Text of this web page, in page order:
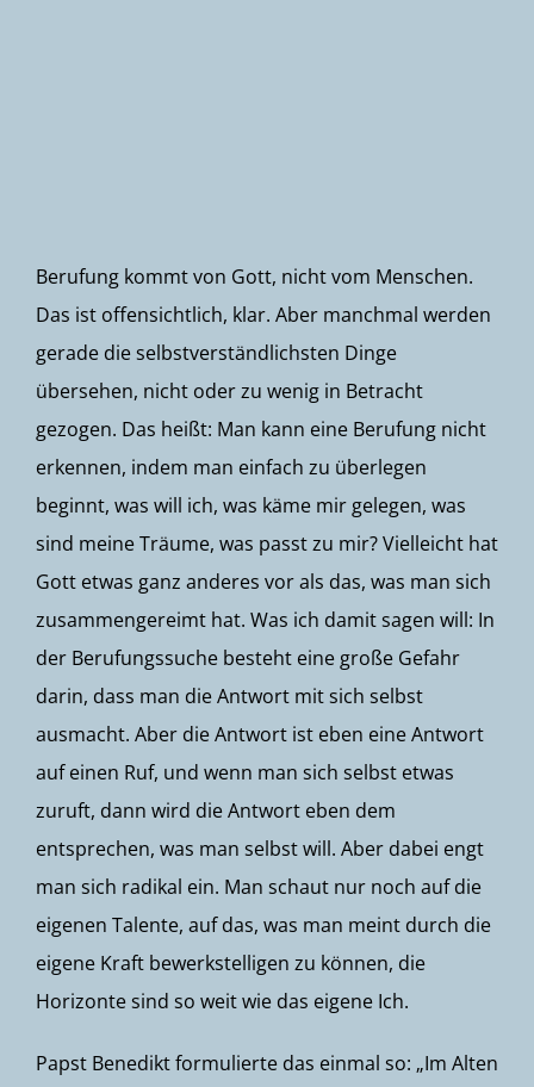
Berufung kommt von Gott, nicht vom Menschen.
Das ist offensichtlich, klar. Aber manchmal werden
gerade die selbstverständlichsten Dinge
übersehen, nicht oder zu wenig in Betracht
gezogen. Das heißt: Man kann eine Berufung nicht
erkennen, indem man einfach zu überlegen
beginnt, was will ich, was käme mir gelegen, was
sind meine Träume, was passt zu mir? Vielleicht hat
Gott etwas ganz anderes vor als das, was man sich
zusammengereimt hat. Was ich damit sagen will: In
der Berufungssuche besteht eine große Gefahr
darin, dass man die Antwort mit sich selbst
ausmacht. Aber die Antwort ist eben eine Antwort
auf einen Ruf, und wenn man sich selbst etwas
zuruft, dann wird die Antwort eben dem
entsprechen, was man selbst will. Aber dabei engt
man sich radikal ein. Man schaut nur noch auf die
eigenen Talente, auf das, was man meint durch die
eigene Kraft bewerkstelligen zu können, die
Horizonte sind so weit wie das eigene Ich.
Papst Benedikt formulierte das einmal so: „Im Alten